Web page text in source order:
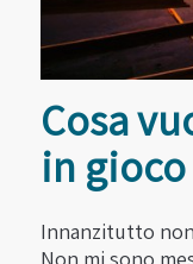
Cosa
in
Innanzitutto